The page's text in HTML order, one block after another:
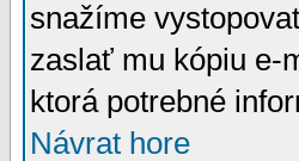
snažíme
zaslať mu kópiu e-
ktorá potrebné
Návrat hore